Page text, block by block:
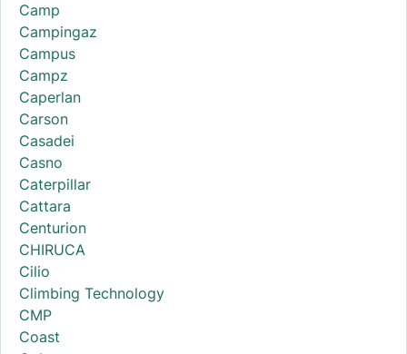
Camp
Campingaz
Campus
Campz
Caperlan
Carson
Casadei
Casno
Caterpillar
Cattara
Centurion
CHIRUCA
Cilio
Climbing Technology
CMP
Coast